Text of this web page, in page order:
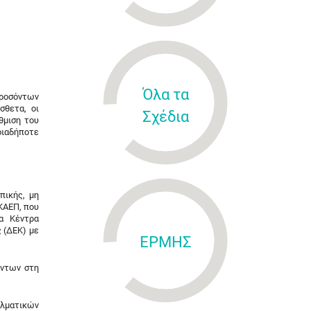
οι
του
μη
που
Κέντρα
(ΔΕΚ) με
στη
Όλα τα
Σχέδια
ΕΡΜΗΣ